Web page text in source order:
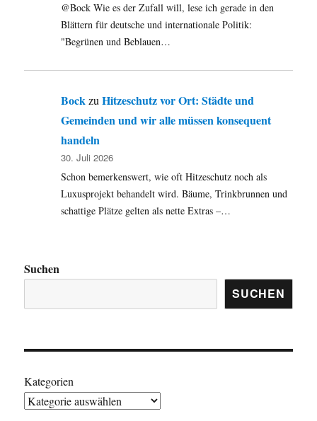
@Bock Wie es der Zufall will, lese ich gerade in den
Blättern für deutsche und internationale Politik:
"Begrünen und Beblauen…
BockzuHitzeschutz vor Ort: Städte und
Gemeinden und wir alle müssen konsequent
handeln
30. Juli 2026
Schon bemerkenswert, wie oft Hitzeschutz noch als
Luxusprojekt behandelt wird. Bäume, Trinkbrunnen und
schattige Plätze gelten als nette Extras –…
Suchen
SUCHEN
Kategorien